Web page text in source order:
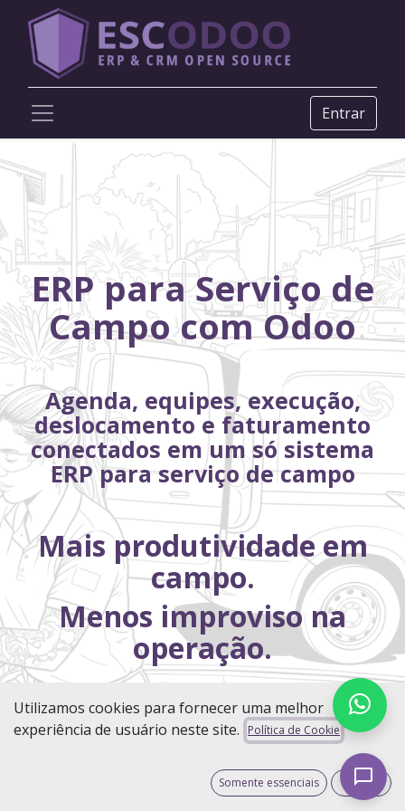
Entrar
ERP para Serviço de
Campo com Odoo
Agenda, equipes, execução,
deslocamento e faturamento
conectados em um só sistema
ERP para serviço de campo
Mais produtividade em
campo.
Menos improviso na
operação.
Sua operação de campo precisa de um sistema ERP.
Quero estruturar minha operação de
serviço de campo
Utilizamos cookies para fornecer uma melhor
experiência de usuário neste site.
Política de Cookie
Somente essenciais Aceito